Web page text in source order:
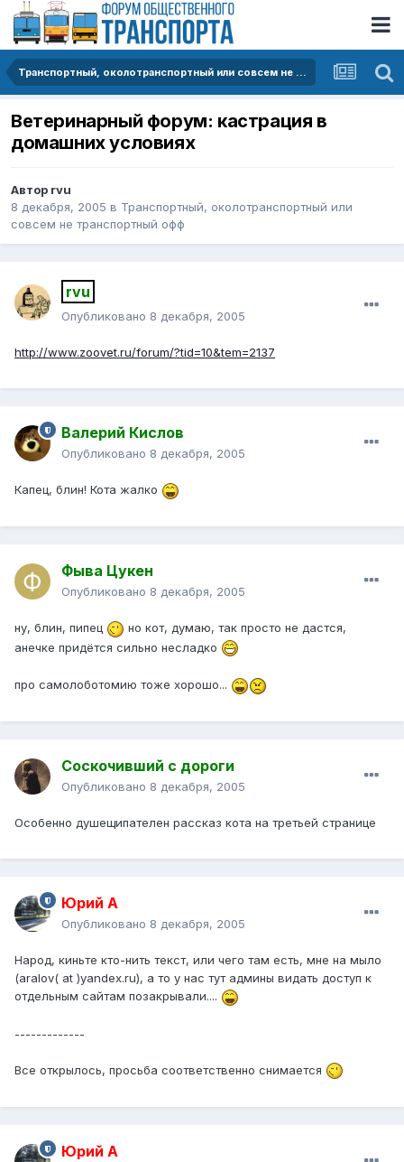
Транспортный, околотранспортный или совсем не транспортный офф
Ветеринарный форум: кастрация в
домашних условиях
Автор rvu
8 декабря, 2005 в Транспортный, околотранспортный или
совсем не транспортный офф
rvu
Опубликовано 8 декабря, 2005
http://www.zoovet.ru/forum/?tid=10&tem=2137
Валерий Кислов
Опубликовано 8 декабря, 2005
Капец, блин! Кота жалко
Фыва Цукен
Опубликовано 8 декабря, 2005
ну, блин, пипец
но кот, думаю, так просто не дастся,
анечке придётся сильно несладко
про самолоботомию тоже хорошо...
Соскочивший с дороги
Опубликовано 8 декабря, 2005
Особенно душещипателен рассказ кота на третьей странице
Юрий А
Опубликовано 8 декабря, 2005
Народ, киньте кто-нить текст, или чего там есть, мне на мыло
(aralov( at )yandex.ru), а то у нас тут админы видать доступ к
отдельным сайтам позакрывали....
-------------
Все открылось, просьба соответственно снимается
Юрий А